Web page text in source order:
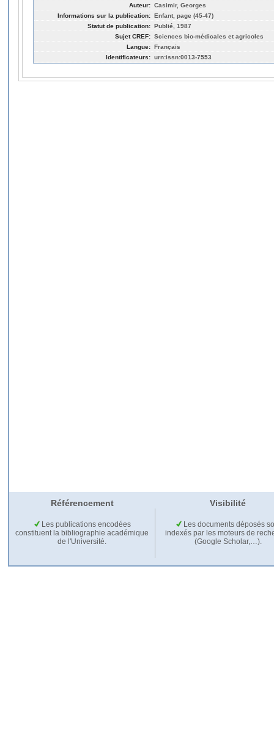
Auteur: Casimir, Georges
Informations sur la publication: Enfant, page (45-47)
Statut de publication: Publié, 1987
Sujet CREF: Sciences bio-médicales et agricoles
Langue: Français
Identificateurs: urn:issn:0013-7553
Référencement Visibilité
Les publications encodées
constituent la bibliographie académique
de l'Université.
Les documents déposés
indexés par les moteurs de
(Google Scholar,…).